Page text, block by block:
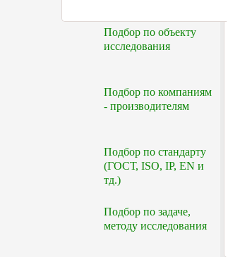
Подбор по объекту
исследования
Подбор по компаниям
- производителям
Подбор по стандарту
(ГОСТ, ISO, IP, EN и
тд.)
Подбор по задаче,
методу исследования